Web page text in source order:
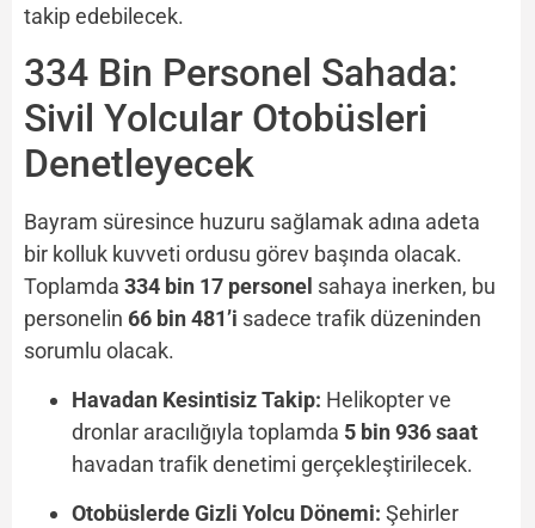
takip edebilecek.
334 Bin Personel Sahada:
Sivil Yolcular Otobüsleri
Denetleyecek
Bayram süresince huzuru sağlamak adına adeta
bir kolluk kuvveti ordusu görev başında olacak.
Toplamda 334 bin 17 personel sahaya inerken, bu
personelin 66 bin 481’i sadece trafik düzeninden
sorumlu olacak.
Havadan Kesintisiz Takip: Helikopter ve
dronlar aracılığıyla toplamda 5 bin 936 saat
havadan trafik denetimi gerçekleştirilecek.
Otobüslerde Gizli Yolcu Dönemi: Şehirler